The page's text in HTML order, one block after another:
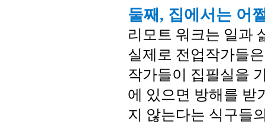
둘째, 집에서는 어
리모트 워크는 일과
실제로 전업작가들
작가들이 집필실을
에 있으면 방해를 받
지 않는다는 식구들